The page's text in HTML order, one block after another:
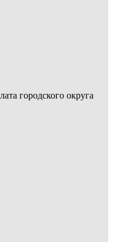
городского округа